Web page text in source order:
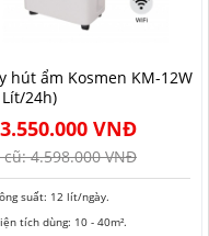
hút ẩm Kosmen KM-12W
24h)
3.550.000 VNĐ
cũ:4.598.000 VNĐ
suất: 12 lít/ngày.
tích dùng: 10 - 40m².